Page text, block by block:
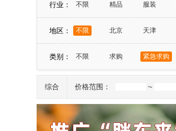
行业： 不限 精品 服装
地区： 不限 北京 天津
山东
河南 湖北
宁夏
新疆 台湾
类别： 不限 求购 紧急求购
综合 价格范围： ~